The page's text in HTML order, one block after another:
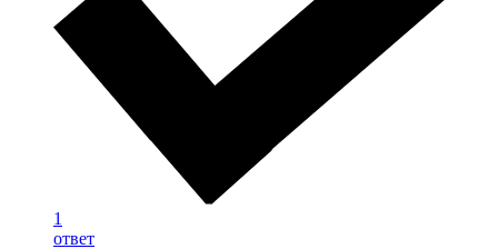
1
ответ